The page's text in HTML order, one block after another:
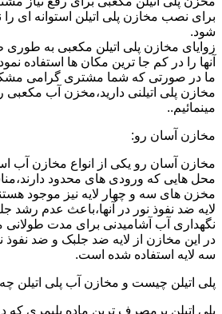
برای نصب مخازن پلی اتیلن استوانه ای
شود.
زوایای مخازن پلی اتیلن مکعبی به طوری
آنها را در کم جا ترین مکان ها استفاده
ما در صورتی که شما مشتری گرامی
مخازن پلی اتیلنی دارید،مخزن آب مکعبی
مینمائیم..
مخازن آسان رو:
مخازن آسان رو یکی از انواع مخازن
محل هایی که ورودی های محدود
مخزن های سه و چهار لایه نیز موجود
لایه ضد نفوذ نور در آنها،باعث عدم رشد
نگهداری آب آشامیدنی برای مدت
در این مخازن از لایه ضد جلبک و ضد
سه لایه استفاده شده است.
پلی اتیلن چیست و مخازن آب پلی اتیلن چه
پلی اتیلن پرمصرف ترین ماده پلیمری